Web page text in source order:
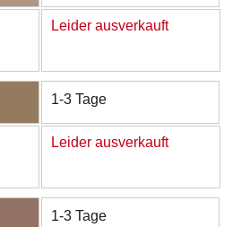
Leider ausverkauft
1-3 Tage
Leider ausverkauft
1-3 Tage